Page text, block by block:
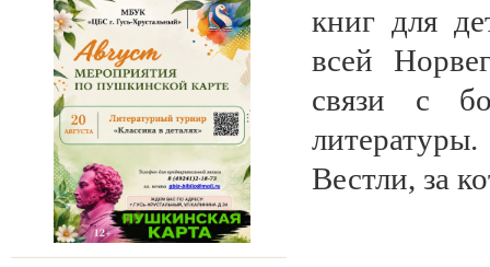
книг для
всей
связи с
Вестли, за